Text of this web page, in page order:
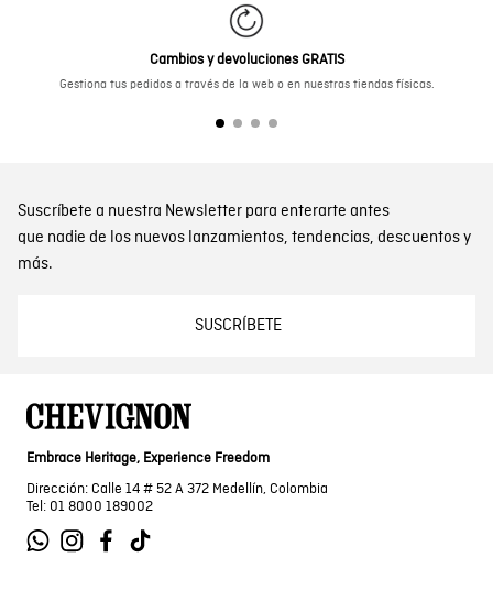
Cambios y devoluciones GRATIS
Gestiona tus pedidos a través de la web o en nuestras tiendas físicas.
Suscríbete a nuestra Newsletter para enterarte antes
que nadie de los nuevos lanzamientos, tendencias, descuentos y
más.
SUSCRÍBETE
Embrace Heritage, Experience Freedom
Dirección: Calle 14 # 52 A 372 Medellín, Colombia
Tel: 01 8000 189002